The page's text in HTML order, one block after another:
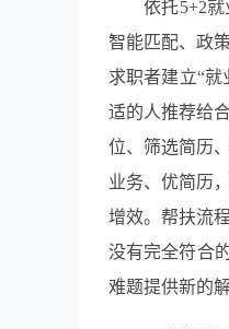
依托5+2
智能匹配、政
求职者建立“
适的人推荐给
位、筛选简历
业务、优简历
增效。帮扶流
没有完全符合
难题提供新的